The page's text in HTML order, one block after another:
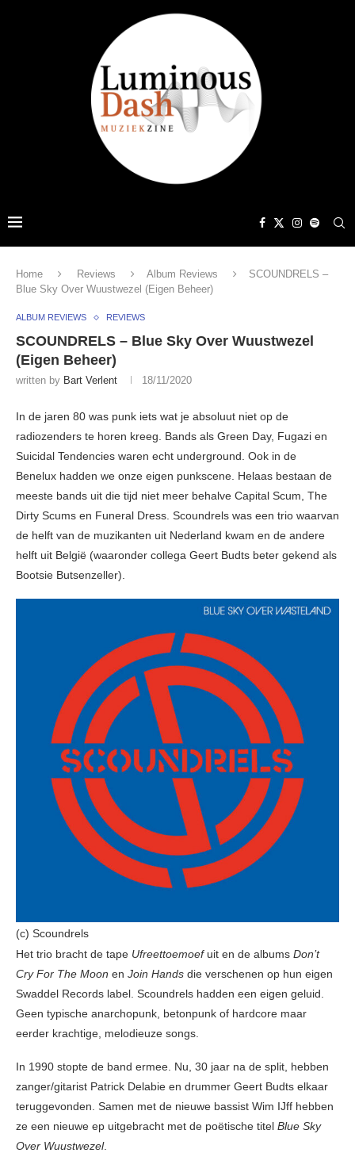
Home Reviews Album Reviews
SCOUNDRELS –
Blue Sky Over Wuustwezel (Eigen Beheer)
ALBUM REVIEWS REVIEWS
SCOUNDRELS – Blue Sky Over Wuustwezel
(Eigen Beheer)
written by Bart Verlent 18/11/2020
In de jaren 80 was punk iets wat je absoluut niet op de
radiozenders te horen kreeg. Bands als Green Day, Fugazi en
Suicidal Tendencies waren echt underground. Ook in de
Benelux hadden we onze eigen punkscene. Helaas bestaan de
meeste bands uit die tijd niet meer behalve Capital Scum, The
Dirty Scums en Funeral Dress. Scoundrels was een trio waarvan
de helft van de muzikanten uit Nederland kwam en de andere
helft uit België (waaronder collega Geert Budts beter gekend als
Bootsie Butsenzeller).
(c) Scoundrels
Het trio bracht de tape Ufreettoemoefuit en de albums Don’t
Cry For The Moon en Join Hands die verschenen op hun eigen
Swaddel Records label. Scoundrels hadden een eigen geluid.
Geen typische anarchopunk, betonpunk of hardcore maar
eerder krachtige, melodieuze songs.
In 1990 stopte de band ermee. Nu, 30 jaar na de split, hebben
zanger/gitarist Patrick Delabie en drummer Geert Budts elkaar
teruggevonden. Samen met de nieuwe bassist Wim IJff hebben
ze een nieuwe ep uitgebracht met de poëtische titel Blue Sky
Over Wuustwezel.